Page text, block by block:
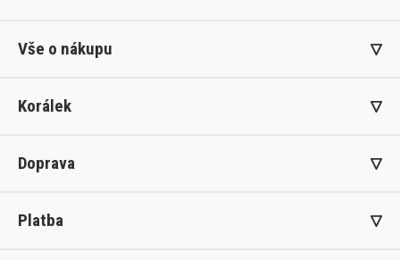
Vše o nákupu
Korálek
Doprava
Platba